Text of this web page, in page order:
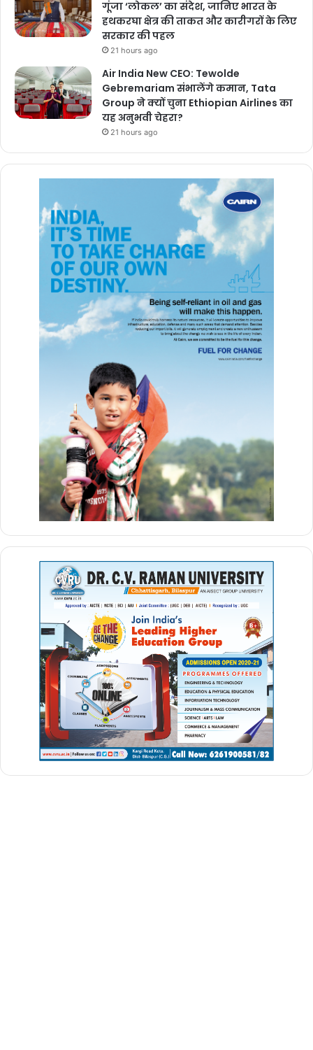
गूंजा ‘लोकल’ का संदेश, जानिए भारत के
हथकरघा क्षेत्र की ताकत और कारीगरों के लिए
सरकार की पहल
21 hours ago
Air India New CEO: Tewolde
Gebremariam संभालेंगे कमान, Tata
Group ने क्यों चुना Ethiopian Airlines का
यह अनुभवी चेहरा?
21 hours ago